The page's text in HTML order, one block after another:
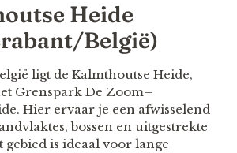
Heide
België)
ligt de Kalmthoutse Heide,
Grenspark De Zoom–
Hier ervaar je een afwisselend
bossen en uitgestrekte
gebied is ideaal voor lange